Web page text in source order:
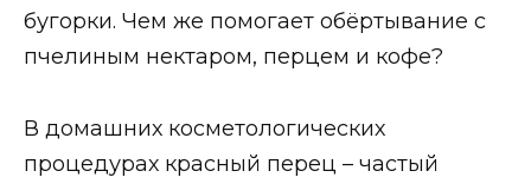
бугорки. Чем же помогает обёртывание с
пчелиным нектаром, перцем и кофе?
В домашних косметологических
процедурах красный перец – частый